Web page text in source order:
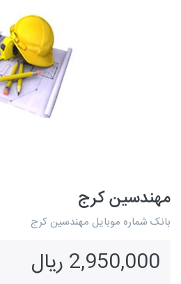
مهندسین کرج
بانک شماره موبایل مهندسین کرج
2,950,000 ریال